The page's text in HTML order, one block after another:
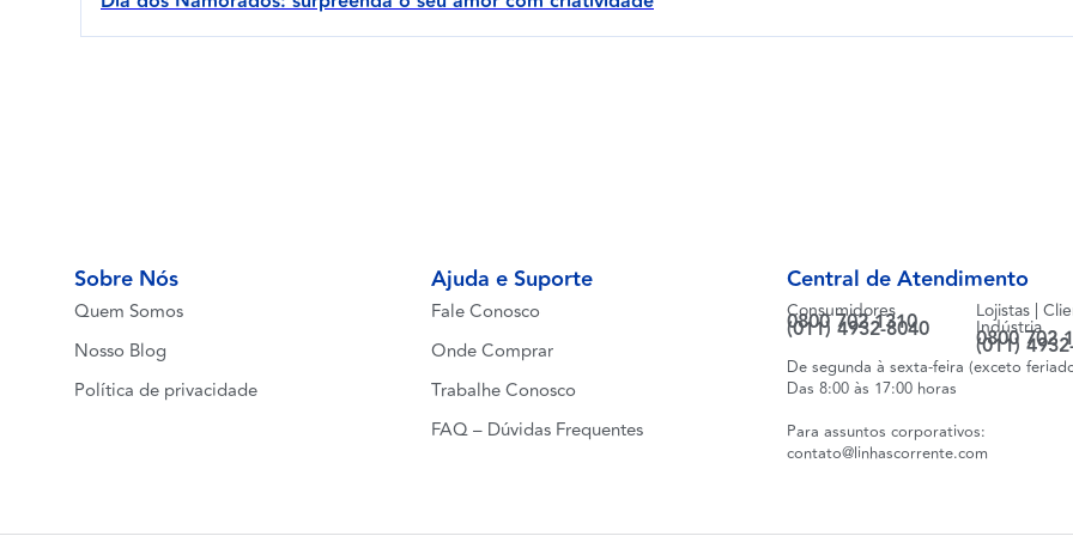
Sobre Nós
Quem Somos
Nosso Blog
Política de privacidade
Ajuda e Suporte
Fale Conosco
Onde Comprar
Trabalhe Conosco
FAQ – Dúvidas Frequentes
Central de Atendimento
Consumidores
0800 702 1310
(011) 4932-8040
Lojistas |
Indústria
0800 702
(011)
De segunda à sexta-feira (exceto
Das 8:00 às 17:00 horas
Para assuntos corporativos:
contato@linhascorrente.com